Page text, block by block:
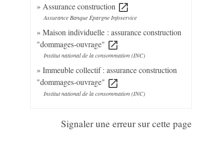
Assurance construction open_in_new
Assurance Banque Épargne Infoservice
Maison individuelle : assurance construction
"dommages-ouvrage" open_in_new
Institut national de la consommation (INC)
Immeuble collectif : assurance construction
"dommages-ouvrage" open_in_new
Institut national de la consommation (INC)
Signaler une erreur sur cette page